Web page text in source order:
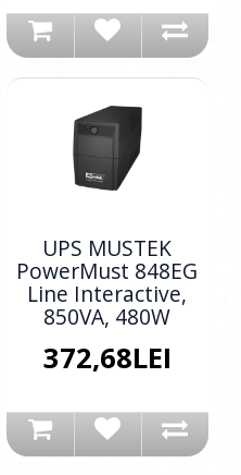
UPS MUSTEK
PowerMust 848EG
Line Interactive,
850VA, 480W
372,68LEI